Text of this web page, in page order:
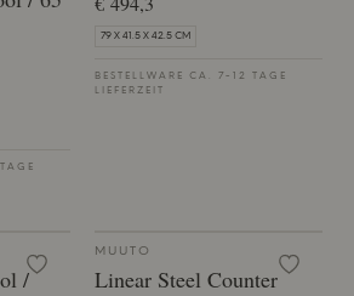
79 X 41.5 X 42.5 CM
BESTELLWARE CA. 7-12 TAGE
LIEFERZEIT
/
MUUTO
Linear Steel Counter